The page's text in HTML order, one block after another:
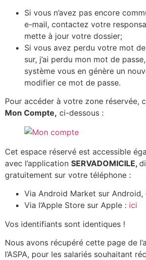
Si vous n’avez pas encore
e-mail, contactez votre
mette à jour votre dossier;
Si vous avez perdu votre mot
sur, j’ai perdu mon mot de
système vous en génère un
modifier ce mot de passe.
Pour accéder à votre zone réservée,
Mon Compte, ci-dessous :
Cet espace réservé est accessible
avec l’application SERVADOMICILE,
gratuitement sur votre téléphone :
Via Android Market sur Android,
Via l’Apple Store sur Apple : ici
Vos identifiants sont identiques !
Nous avons récupéré cette page de
l’ASPA, pour les salariés souhaitant